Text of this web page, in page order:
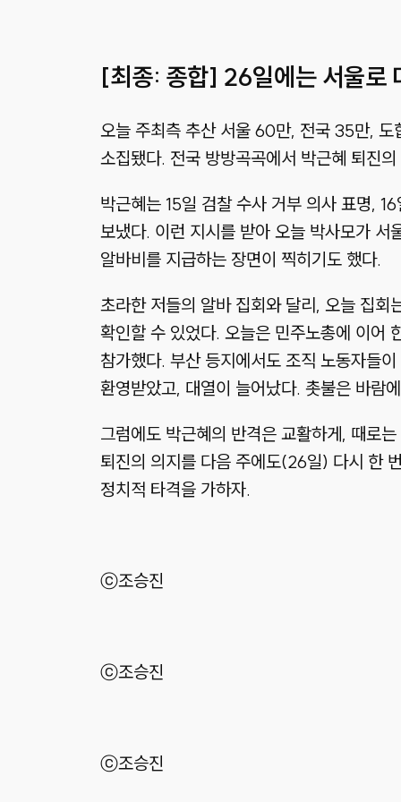
[최종: 종합] 26일에는 서울로
오늘 주최측 추산 서울 60만, 전국 35만, 도
소집됐다. 전국 방방곡곡에서 박근혜 퇴진
박근혜는 15일 검찰 수사 거부 의사 표명,
보냈다. 이런 지시를 받아 오늘 박사모가 서
알바비를 지급하는 장면이 찍히기도 했다.
초라한 저들의 알바 집회와 달리, 오늘 집회
확인할 수 있었다. 오늘은 민주노총에 이어
참가했다. 부산 등지에서도 조직 노동자들
환영받았고, 대열이 늘어났다. 촛불은 바람
그럼에도 박근혜의 반격은 교활하게, 때로
퇴진의 의지를 다음 주에도(26일) 다시 한
정치적 타격을 가하자.
ⓒ조승진
ⓒ조승진
ⓒ조승진